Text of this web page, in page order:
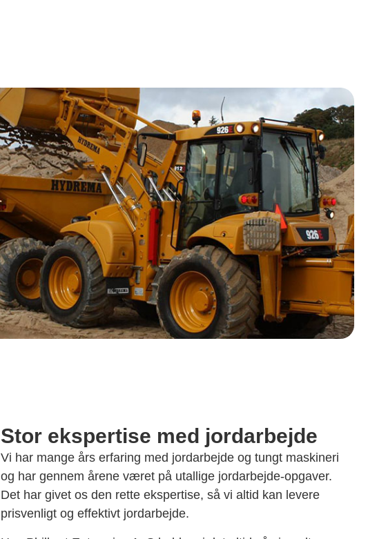
Stor ekspertise med jordarbejde
Vi har mange års erfaring med jordarbejde og tungt maskineri
og har gennem årene været på utallige jordarbejde-opgaver.
Det har givet os den rette ekspertise, så vi altid kan levere
prisvenligt og effektivt jordarbejde.